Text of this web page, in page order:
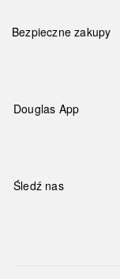
Bezpieczne zakupy
Douglas App
Śledź nas